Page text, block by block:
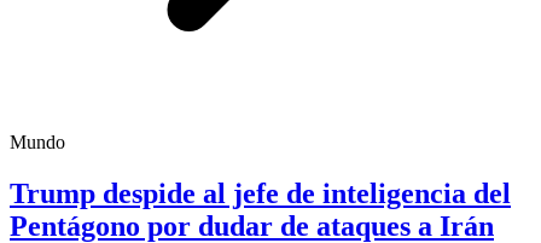
Mundo
Trump despide al jefe de inteligencia del
Pentágono por dudar de ataques a Irán